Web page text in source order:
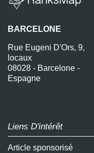
BARCELONE
Rue Eugeni D'Ors, 9,
locaux
08028 - Barcelone -
Espagne
Liens D'intérêt
Article sponsorisé